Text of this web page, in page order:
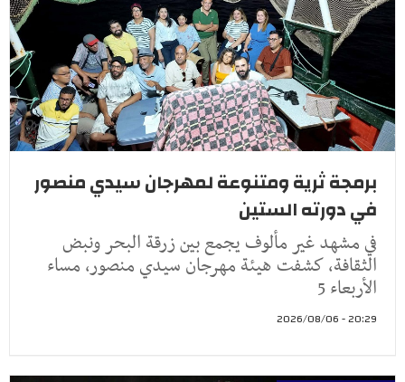
برمجة ثرية ومتنوعة لمهرجان سيدي منصور
في دورته الستين
في مشهد غير مألوف يجمع بين زرقة البحر ونبض
الثقافة، كشفت هيئة مهرجان سيدي منصور، مساء
الأربعاء 5
20:29 - 2026/08/06